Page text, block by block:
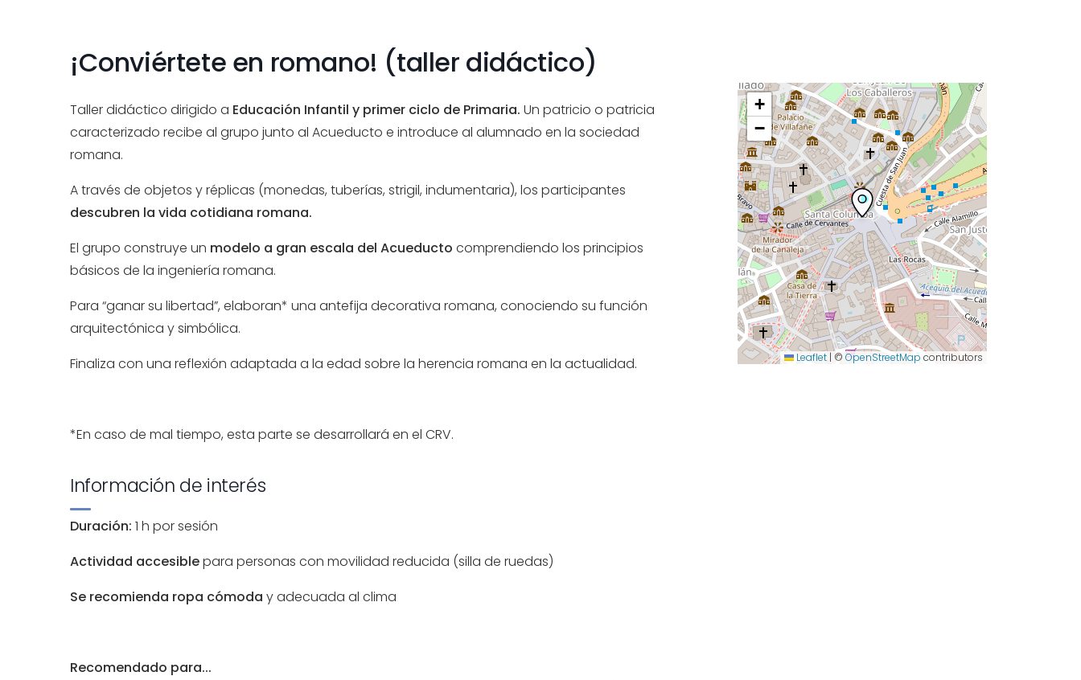
¡Conviértete en romano! (taller didáctico)
Taller didáctico dirigido a Educación Infantil y primer ciclo de Primaria. Un patricio o patricia
caracterizado recibe al grupo junto al Acueducto e introduce al alumnado en la sociedad
romana.
A través de objetos y réplicas (monedas, tuberías, strigil, indumentaria), los participantes
descubren la vida cotidiana romana.
El grupo construye un modelo a gran escala del Acueducto comprendiendo los principios
básicos de la ingeniería romana.
Para “ganar su libertad”, elaboran* una antefija decorativa romana, conociendo su función
arquitectónica y simbólica.
Finaliza con una reflexión adaptada a la edad sobre la herencia romana en la actualidad.
*En caso de mal tiempo, esta parte se desarrollará en el CRV.
Información de interés
Duración: 1 h por sesión
Actividad accesiblepara personas con movilidad reducida (silla de ruedas)
Se recomienda ropa cómoda y adecuada al clima
Recomendado para...
+
−
Leaflet | © OpenStreetMap contributors